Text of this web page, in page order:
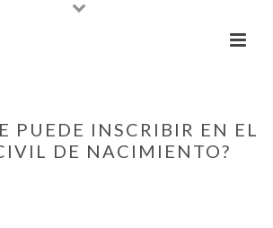
PUEDE INSCRIBIR EN EL
DE NACIMIENTO?